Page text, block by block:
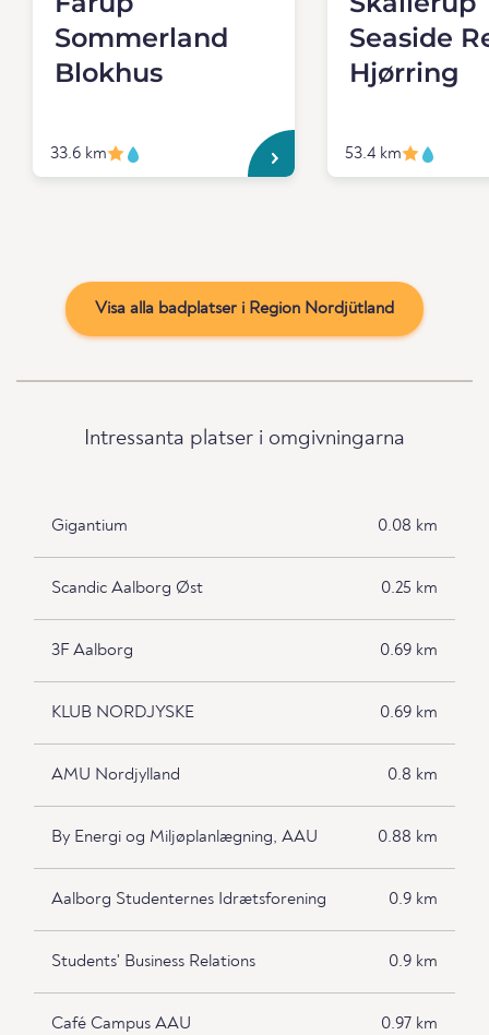
Sommerland
Blokhus
33.6 km
Seaside
Hjørring
53.4 km
Visa alla badplatser i Region Nordjütland
Intressanta platser i omgivningarna
Gigantium 0.08 km
Scandic Aalborg Øst 0.25 km
3F Aalborg 0.69 km
KLUB NORDJYSKE 0.69 km
AMU Nordjylland 0.8 km
By Energi og Miljøplanlægning, AAU 0.88 km
Aalborg Studenternes Idrætsforening 0.9 km
Students' Business Relations 0.9 km
Café Campus AAU 0.97 km